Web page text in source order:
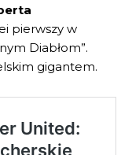
pierwszy w
Diabłom”.
gigantem.